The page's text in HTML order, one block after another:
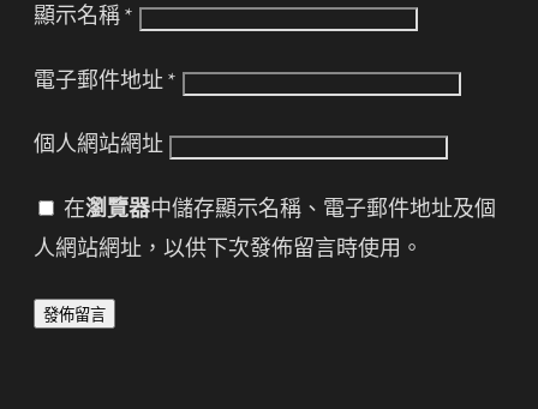
顯示名稱 *
電子郵件地址 *
個人網站網址
在瀏覽器中儲存顯示名稱、電子郵件地址及個
人網站網址，以供下次發佈留言時使用。